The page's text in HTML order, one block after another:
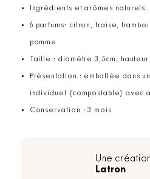
Ingrédients et arômes naturels.
6 parfums: citron, fraise,
pomme
Taille : diamètre 3,5cm,
Présentation : emballée dans
individuel (compostable) avec
Conservation : 3 mois
Une création
Latron